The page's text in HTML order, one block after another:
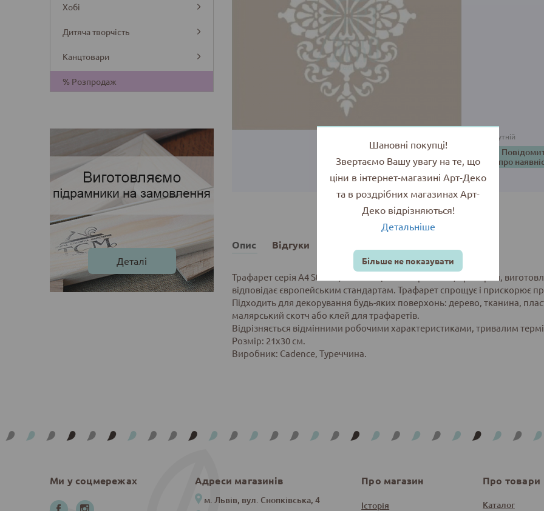
Хобі
Дитяча творчість
Канцтовари
% Розпродаж
Деталі
Відсутній
про
Опис Відгуки
Трафарет серія A4 Stensil, AS-420 - це багаторазовий, прозорий,
відповідає європейським стандартам. Трафарет спрощує і прискорює
Підходить для декорування будь-яких поверхонь: дерево, тканина,
малярський скотч або клей для трафаретів.
Відрізняється відмінними робочими характеристиками, тривалим
Розмір: 21х30 см.
Виробник: Cadence, Туреччина.
Ми у соцмережах Адреси магазинів
м. Львів, вул. Снопківська, 4
Про магазин
Історія
Про товари
Каталог
Шановні покупці!
Звертаємо Вашу увагу на те, що
ціни в інтернет-магазині Арт-Деко
та в роздрібних магазинах Арт-
Деко відрізняються!
Детальніше
Більше не показувати